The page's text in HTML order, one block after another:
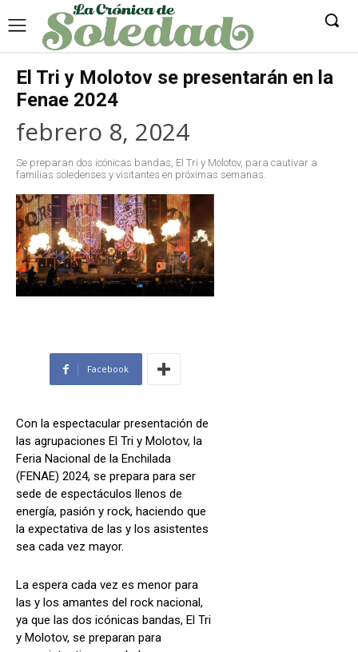
El Tri y Molotov se presentarán en la
Fenae 2024
febrero 8, 2024
Se preparan dos icónicas bandas, El Tri y Molotov, para cautivar a
familias soledenses y visitantes en próximas semanas.
Facebook
Con la espectacular presentación de
las agrupaciones El Tri y Molotov, la
Feria Nacional de la Enchilada
(FENAE) 2024, se prepara para ser
sede de espectáculos llenos de
energía, pasión y rock, haciendo que
la expectativa de las y los asistentes
sea cada vez mayor.
La espera cada vez es menor para
las y los amantes del rock nacional,
ya que las dos icónicas bandas, El Tri
y Molotov, se preparan para